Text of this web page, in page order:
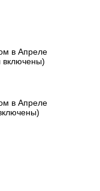
в Апреле
включены)
в Апреле